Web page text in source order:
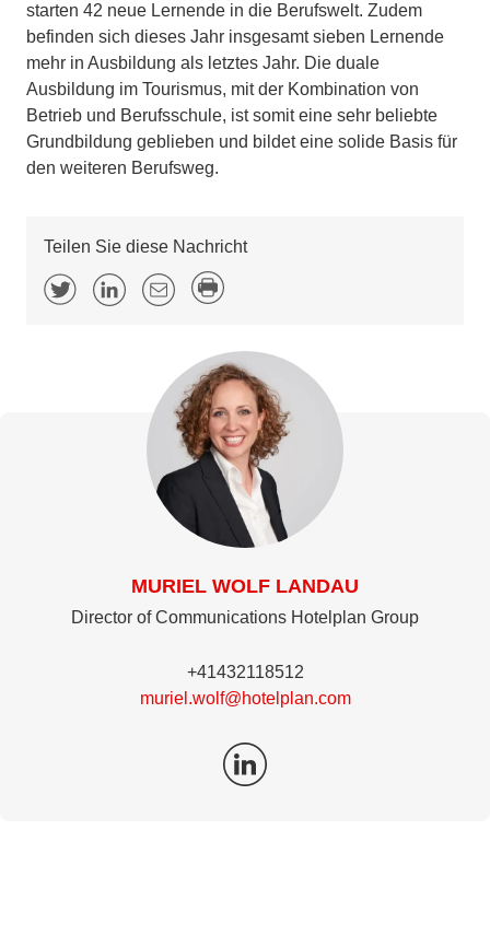
starten 42 neue Lernende in die Berufswelt. Zudem
befinden sich dieses Jahr insgesamt sieben Lernende
mehr in Ausbildung als letztes Jahr. Die duale
Ausbildung im Tourismus, mit der Kombination von
Betrieb und Berufsschule, ist somit eine sehr beliebte
Grundbildung geblieben und bildet eine solide Basis für
den weiteren Berufsweg.
Teilen Sie diese Nachricht
MURIEL WOLF LANDAU
Director of Communications Hotelplan Group
+41432118512
muriel.wolf@hotelplan.com